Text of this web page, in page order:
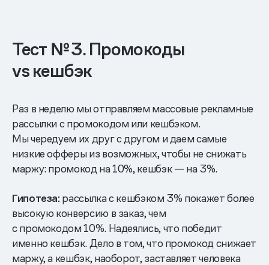
Тест № 3. Промокоды
vs кешбэк
Раз в неделю мы отправляем массовые рекламные
рассылки с промокодом или кешбэком.
Мы чередуем их друг с другом и даем самые
низкие офферы из возможных, чтобы не снижать
маржу: промокод на 10%, кешбэк — на 3%.
Гипотеза: рассылка с кешбэком 3% покажет более
высокую конверсию в заказ, чем
с промокодом 10%. Надеялись, что победит
именно кешбэк. Дело в том, что промокод снижает
маржу, а кешбэк, наоборот, заставляет человека